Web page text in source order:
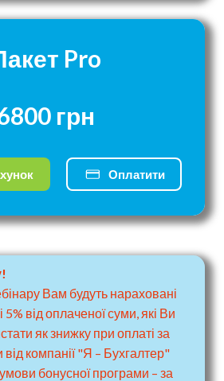
Pro
грн
Оплатити
Вам будуть нараховані
5% від оплаченої суми, які Ви
як знижку при оплаті за
від компанії "Я – Бухгалтер"
бонусної програми – за